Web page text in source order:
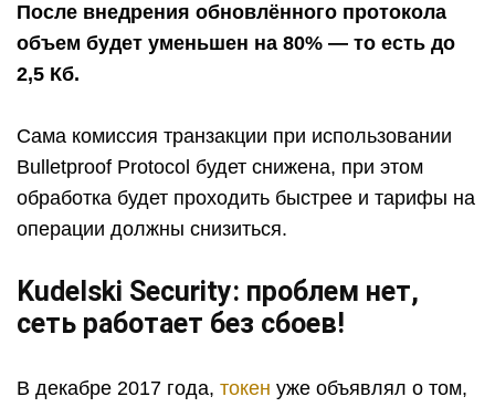
После внедрения обновлённого протокола
объем будет уменьшен на 80% — то есть до
2,5 Кб.
Сама комиссия транзакции при использовании
Bulletproof Protocol будет снижена, при этом
обработка будет проходить быстрее и тарифы на
операции должны снизиться.
Kudelski Security: проблем нет,
сеть работает без сбоев!
В декабре 2017 года, токен уже объявлял о том,